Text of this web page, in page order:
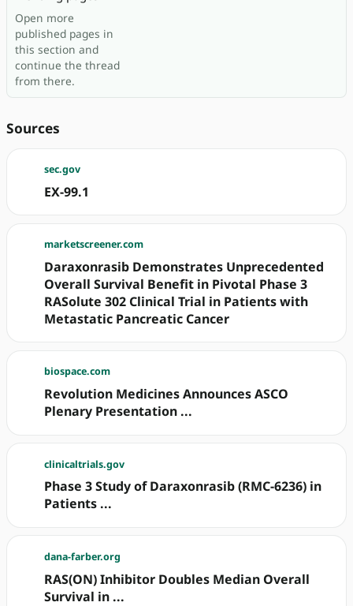
Open more
published pages in
this section and
continue the thread
from there.
Sources
sec.gov
EX-99.1
marketscreener.com
Daraxonrasib Demonstrates Unprecedented
Overall Survival Benefit in Pivotal Phase 3
RASolute 302 Clinical Trial in Patients with
Metastatic Pancreatic Cancer
biospace.com
Revolution Medicines Announces ASCO
Plenary Presentation ...
clinicaltrials.gov
Phase 3 Study of Daraxonrasib (RMC-6236) in
Patients ...
dana-farber.org
RAS(ON) Inhibitor Doubles Median Overall
Survival in ...